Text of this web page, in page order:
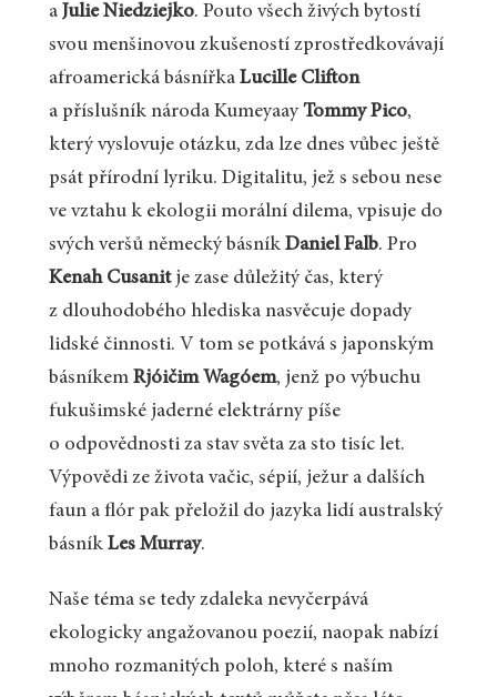
a Julie Niedziejko. Pouto všech živých bytostí
svou menšinovou zkušeností zprostředkovávají
afroamerická básnířka Lucille Clifton
a příslušník národa KumeyaayTommy Pico,
který vyslovuje otázku, zda lze dnes vůbec ještě
psát přírodní lyriku. Digitalitu, jež s sebou nese
ve vztahu k ekologii morální dilema, vpisuje do
svých veršů německý básník Daniel Falb. Pro
Kenah Cusanitje zase důležitý čas, který
z dlouhodobého hlediska nasvěcuje dopady
lidské činnosti. V tom se potkává s japonským
básníkem Rjóičim Wagóem, jenž po výbuchu
fukušimské jaderné elektrárny píše
o odpovědnosti za stav světa za sto tisíc let.
Výpovědi ze života vačic, sépií, ježur a dalších
faun a flór pak přeložil do jazyka lidí australský
básník Les Murray.
Naše téma se tedy zdaleka nevyčerpává
ekologicky angažovanou poe­zií, naopak nabízí
mnoho rozmanitých poloh, které s naším